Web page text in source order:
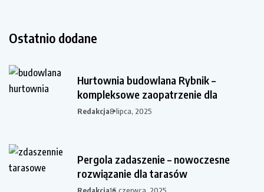
Ostatnio dodane
Hurtownia budowlana Rybnik –
kompleksowe zaopatrzenie dla
Redakcja8 lipca, 2025
Pergola zadaszenie – nowoczesne
rozwiązanie dla tarasów